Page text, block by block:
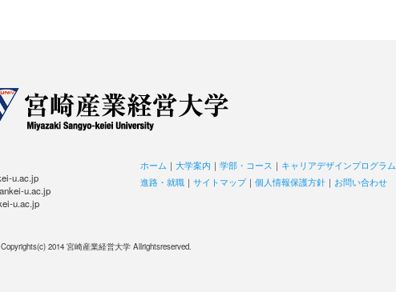
u.ac.jp
u.ac.jp
u.ac.jp
ホーム ｜ 大学案内 ｜ 学部・コース ｜ キャリアデザインプログラム
進路・就職 ｜ サイトマップ｜ 個人情報保護方針 ｜ お問い合わせ
Copyrights(c) 2014 宮崎産業経営大学 Allrightsreserved.